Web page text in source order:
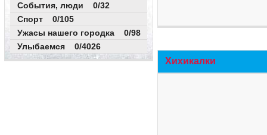
События, люди 0/32
Спорт 0/105
Ужасы нашего городка 0/98
Улыбаемся 0/4026
Хихикалки